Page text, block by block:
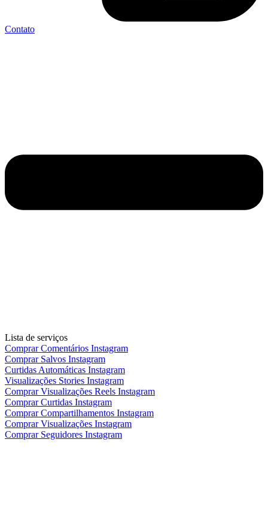
Contato
Lista de serviços
Comprar Comentários Instagram
Comprar Salvos Instagram
Curtidas Automáticas Instagram
Visualizações Stories Instagram
Comprar Visualizações Reels Instagram
Comprar Curtidas Instagram
Comprar Compartilhamentos Instagram
Comprar Visualizações Instagram
Comprar Seguidores Instagram